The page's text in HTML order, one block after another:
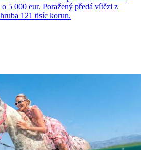
5 000 eur. Poražený předá vítězi z
121 tisíc korun.